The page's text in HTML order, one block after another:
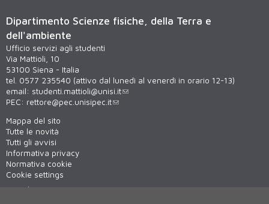
Dipartimento Scienze fisiche, della Terra e
dell'ambiente
Ufficio servizi agli studenti
Via Mattioli, 10
53100 Siena - Italia
tel. 0577 235540 (attivo dal lunedì al venerdì in orario 12-13)
email: studenti.mattioli@unisi.it
PEC: rettore@pec.unisipec.it
Mappa del sito
Tutte le novità
Tutti gli avvisi
Informativa privacy
Normativa cookie
Cookie settings
Virtual tour